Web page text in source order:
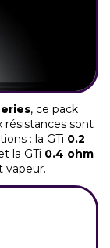
, ce pack
résistances sont
: la GTi 0.2
la GTi 0.4 ohm
vapeur.